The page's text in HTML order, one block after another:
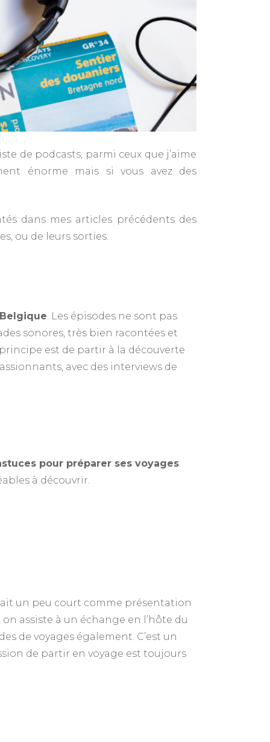
de podcasts, parmi ceux que j’aime
énorme mais si vous avez des
dans mes articles précédents des
ou de leurs sorties.
. Les épisodes ne sont pas
sonores, très bien racontées et
est de partir à la découverte
avec des interviews de
pour préparer ses voyages.
à découvrir.
un peu court comme présentation
assiste à un échange en l’hôte du
de voyages également. C’est un
de partir en voyage est toujours